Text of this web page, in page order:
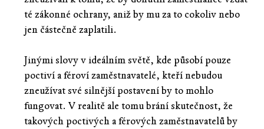
té zákonné ochrany, aniž by mu za to cokoliv nebo
jen částečně zaplatili.
Jinými slovy v ideálním světě, kde působí pouze
poctiví a féroví zaměstnavatelé, kteří nebudou
zneužívat své silnější postavení by to mohlo
fungovat. V realitě ale tomu brání skutečnost, že
takových poctivých a férových zaměstnavatelů by